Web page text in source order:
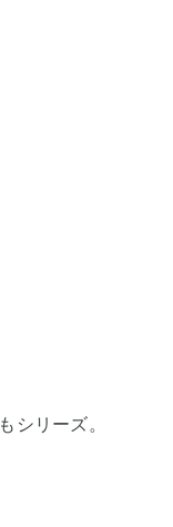
シリーズ。